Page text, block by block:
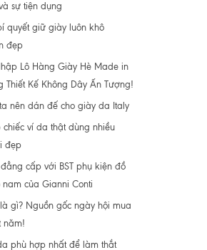
sự tiện dụng
quyết giữ giày luôn khô
đẹp
Lô Hàng Giày Hè Made in
Thiết Kế Không Dây Ấn Tượng!
nên dán đế cho giày da Italy
chiếc ví da thật dùng nhiều
đẹp
cấp với BST phụ kiện đồ
của Gianni Conti
gì? Nguồn gốc ngày hội mua
năm!
phù hợp nhất để làm thắt